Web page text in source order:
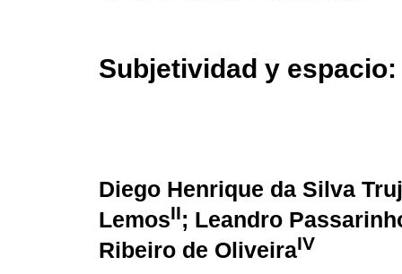
Subjetividad y
Diego Henrique da Silva
LemosII; Leandro
Ribeiro de OliveiraIV